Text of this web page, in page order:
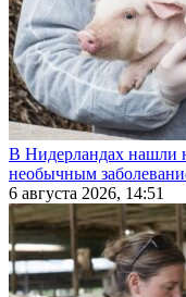
В Нидерландах нашли
необычным
6 августа 2026, 14:51